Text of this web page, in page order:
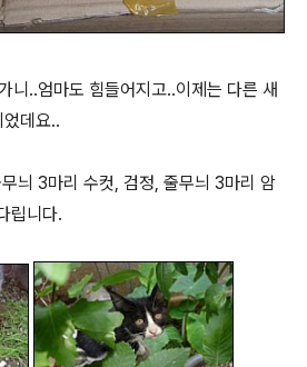
니..엄마도 힘들어지고..이제는 다른 새
데요..
늬 3마리 수컷, 검정, 줄무늬 3마리 암
립니다.